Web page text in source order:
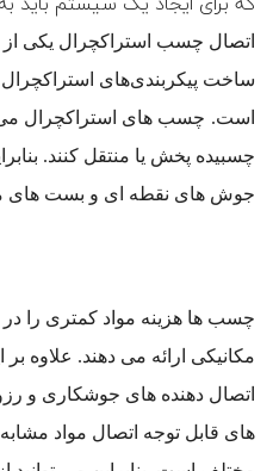
اتصال چسب استراکچرال یکی از
ساخت پیکربندی‌های
است. چسب های استراکچرال می
چسبیده پخش یا منتقل کنند.
جوش های نقطه ای و بست های
چسب ها هزینه مواد کمتری را
مکانیکی ارائه می دهند. علاوه بر
اتصال دهنده های جوشکاری و
های قابل توجه اتصال مواد